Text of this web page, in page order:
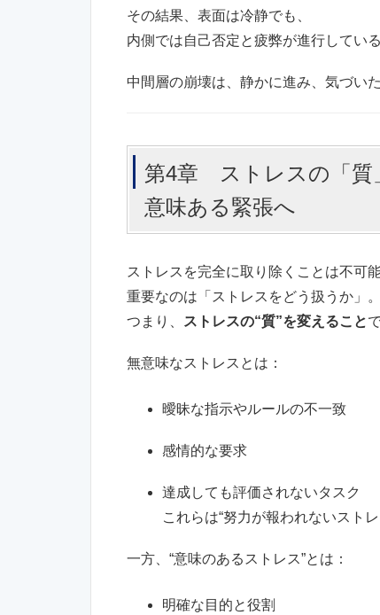
その結果、表面は冷静でも、
内側では自己否定と疲弊が進行してい
中間層の崩壊は、静かに進み、気づい
第4章 ストレスの「質
意味ある緊張へ
ストレスを完全に取り除くことは不可能
重要なのは「ストレスをどう扱うか」。
つまり、
ストレスの“質”を変えること
無意味なストレスとは：
曖昧な指示やルールの不一致
感情的な要求
達成しても評価されないタスク
これらは“努力が報われないスト
一方、“意味のあるストレス”とは：
明確な目的と役割